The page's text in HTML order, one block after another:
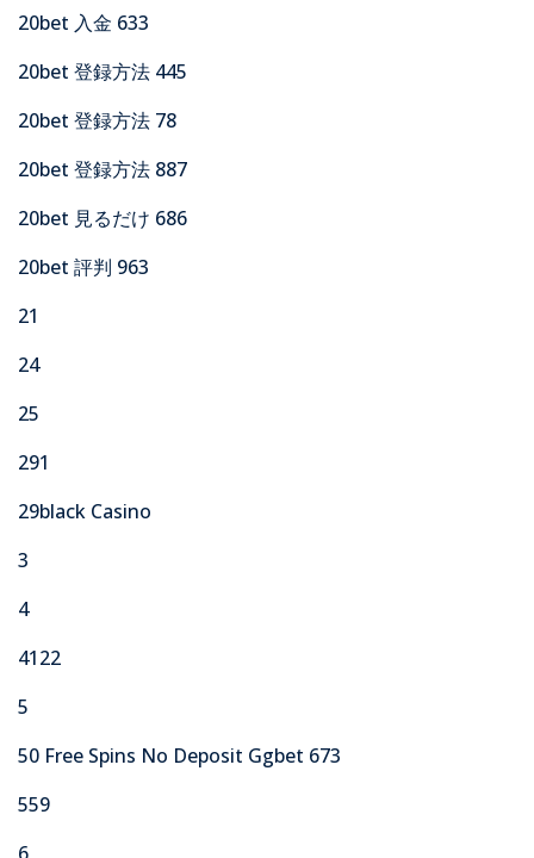
20bet 入金 633
20bet 登録方法 445
20bet 登録方法 78
20bet 登録方法 887
20bet 見るだけ 686
20bet 評判 963
21
24
25
291
29black Casino
3
4
4122
5
50 Free Spins No Deposit Ggbet 673
559
6